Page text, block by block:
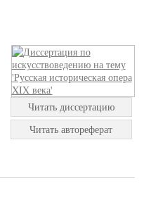
Читать диссертацию
Читать автореферат